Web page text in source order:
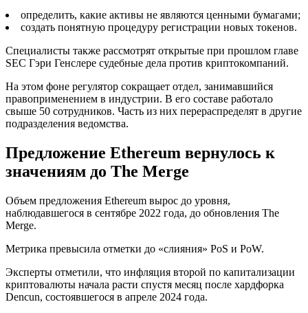
определить, какие активы не являются ценными бумагами;
создать понятную процедуру регистрации новых токенов.
Специалисты также рассмотрят открытые при прошлом главе
SEC Гэри Генслере судебные дела против криптокомпаний.
На этом фоне регулятор сокращает отдел, занимавшийся
правоприменением в индустрии. В его составе работало
свыше 50 сотрудников. Часть из них перераспределят в другие
подразделения ведомства.
Предложение Ethereum вернулось к
значениям до The Merge
Объем предложения Ethereum вырос до уровня,
наблюдавшегося в сентябре 2022 года, до обновления The
Merge.
Метрика превысила отметки до «слияния» PoS и PoW.
Эксперты отметили, что инфляция второй по капитализации
криптовалюты начала расти спустя месяц после хардфорка
Dencun, состоявшегося в апреле 2024 года.